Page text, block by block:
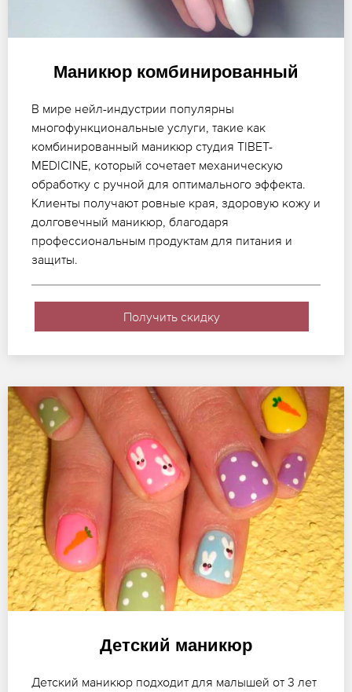
Маникюр комбинированный
В мире нейл-индустрии популярны
многофункциональные услуги, такие как
комбинированный маникюр студия TIBET-
MEDICINE, который сочетает механическую
обработку с ручной для оптимального эффекта.
Клиенты получают ровные края, здоровую кожу и
долговечный маникюр, благодаря
профессиональным продуктам для питания и
защиты.
Получить скидку
Детский маникюр
Детский маникюр подходит для малышей от 3 лет